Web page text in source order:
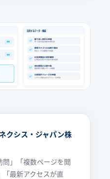
検知
検知
活用するデータ・機能
繰り返し来訪の把握
同一企業の再訪回数を自動記録
閲覧カテゴリの深掘り傾向
特定テーマの閲覧集中を検知
広告接触後の再訪確認
広告経由企業のその後の行動を追跡
資料閲覧の比較行動
複数資料の閲覧パターンを検知
比較検討フェーズの把握
シグナルの組み合わせでフェーズを判定
クシス・ジャパン株
」「複数ページを閲
最新アクセスが直